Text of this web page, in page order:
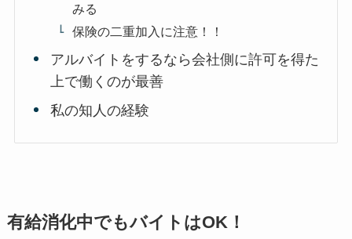
みる
保険の二重加入に注意！！
アルバイトをするなら会社側に許可を得た
上で働くのが最善
私の知人の経験
有給消化中でもバイトはOK！